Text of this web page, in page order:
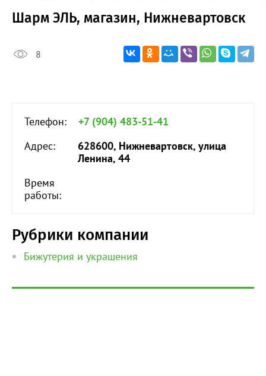
Шарм ЭЛЬ, магазин, Нижневартовск
8
Телефон:
+7 (904) 483-51-41
Адрес:
628600, Нижневартовск, улица
Ленина, 44
Время
работы:
Рубрики компании
Бижутерия и украшения